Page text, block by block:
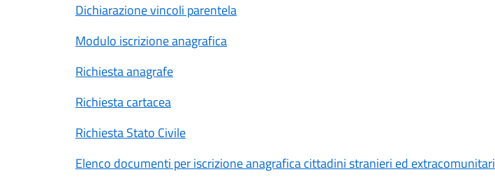
Dichiarazione vincoli parentela
Modulo iscrizione anagrafica
Richiesta anagrafe
Richiesta cartacea
Richiesta Stato Civile
Elenco documenti per iscrizione anagrafica cittadini stranieri ed extracomunitari